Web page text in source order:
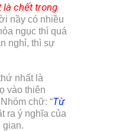
là chết trong
nầy có nhiều
ngục thì quá
nghỉ, thì sự
nhất là
vào thiên
chữ: “Từ
ra ý nghĩa của
gian.